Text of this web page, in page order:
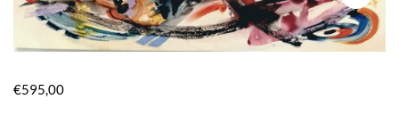
€595,00